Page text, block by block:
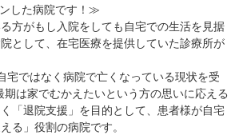
した病院です！≫
方がもし入院をしても自宅での生活を見据
として、在宅医療を提供していた診療所が
宅ではなく病院で亡くなっている現状を受
期は家でむかえたいという方の思いに応える
「退院支援」を目的として、患者様が自宅
る」役割の病院です。